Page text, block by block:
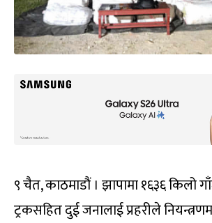
९ चैत, काठमाडौं । झापामा १६३६ किलो
ट्रकसहित दुई जनालाई प्रहरीले